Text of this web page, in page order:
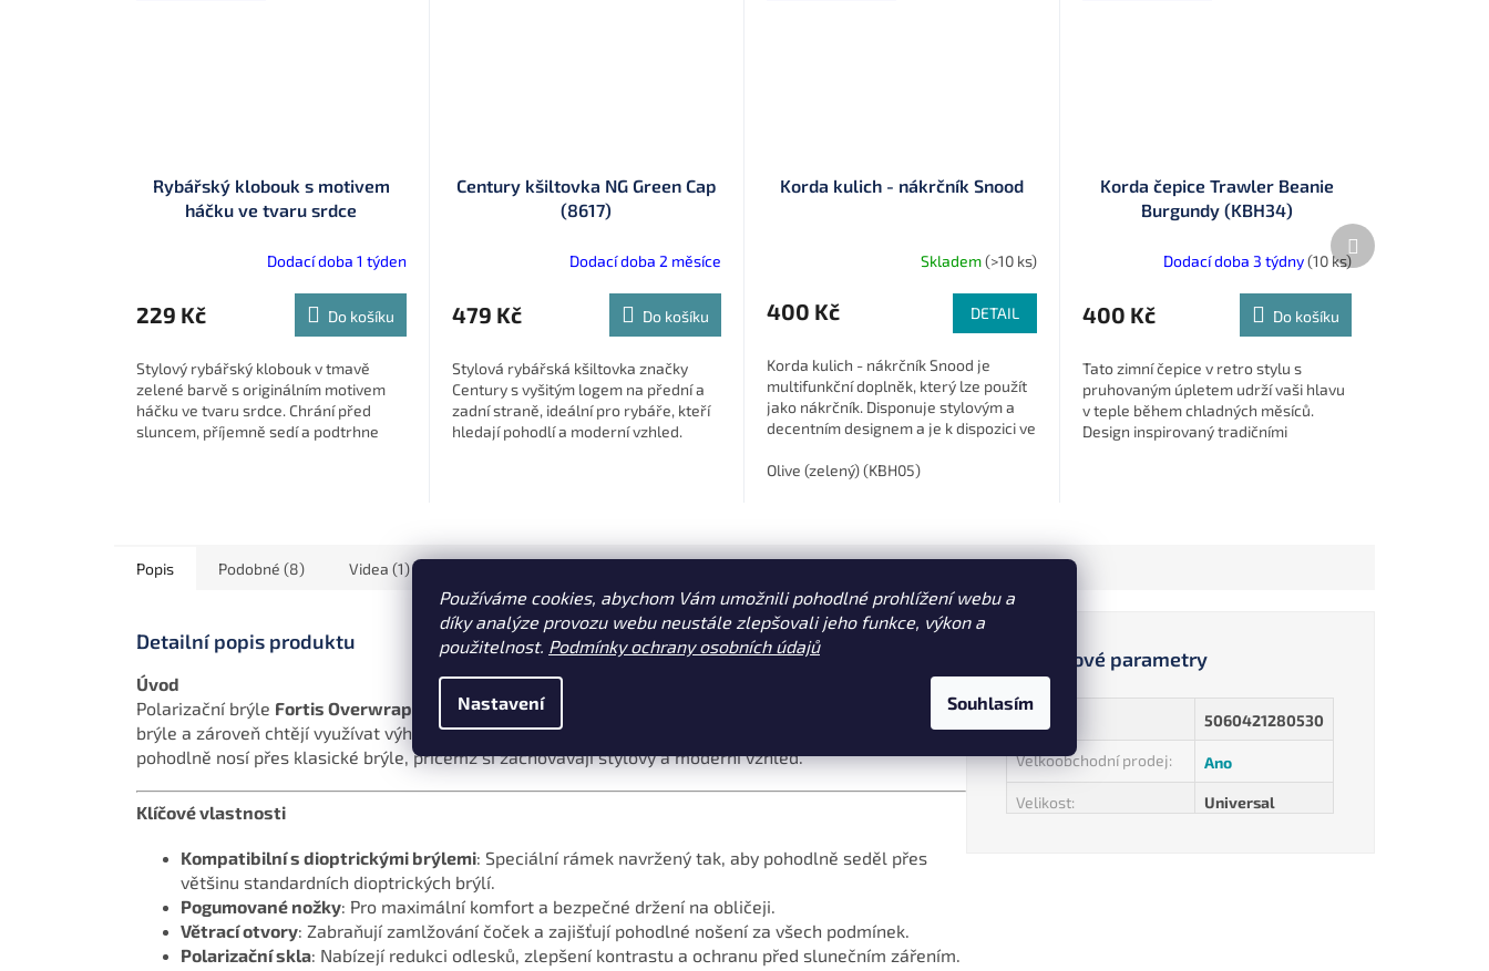
Používáme cookies, abychom Vám umožnili pohodlné prohlížení webu a
díky analýze provozu webu neustále zlepšovali jeho funkce, výkon a
použitelnost. Podmínky ochrany osobních údajů
Nastavení Souhlasím
Rybářský klobouk s motivem
háčku ve tvaru srdce
Dodací doba 1 týden
229 Kč Do košíku
Stylový rybářský klobouk v tmavě
zelené barvě s originálním motivem
háčku ve tvaru srdce. Chrání před
sluncem, příjemně sedí a podtrhne
Century kšiltovka NG Green Cap
(8617)
Dodací doba 2 měsíce
479 Kč Do košíku
Stylová rybářská kšiltovka značky
Century s vyšitým logem na přední a
zadní straně, ideální pro rybáře, kteří
hledají pohodlí a moderní vzhled.
Korda kulich - nákrčník Snood
Skladem(>10 ks)
400 Kč DETAIL
Korda kulich - nákrčník Snood je
multifunkční doplněk, který lze použít
jako nákrčník. Disponuje stylovým a
decentním designem a je k dispozici ve
Olive (zelený) (KBH05)
Korda čepice Trawler Beanie
Burgundy (KBH34)
Dodací doba 3 týdny(10 ks)
400 Kč Do košíku
Tato zimní čepice v retro stylu s
pruhovaným úpletem udrží vaši hlavu
v teple během chladných měsíců.
Design inspirovaný tradičními
Další
produkt
Popis Podobné (8) Videa (1)
Detailní popis produktu
Úvod
Polarizační brýle Fortis Overwraps Brownpředstavují skvělé řešení pro všechny, kteří nosí dioptrické
brýle a zároveň chtějí využívat výhod polarizačních skel. Díky speciálně designovanému rámku se
pohodlně nosí přes klasické brýle, přičemž si zachovávají stylový a moderní vzhled.
Klíčové vlastnosti
Kompatibilní s dioptrickými brýlemi: Speciální rámek navržený tak, aby pohodlně seděl přes
většinu standardních dioptrických brýlí.
Pogumované nožky: Pro maximální komfort a bezpečné držení na obličeji.
Větrací otvory: Zabraňují zamlžování čoček a zajišťují pohodlné nošení za všech podmínek.
Polarizační skla: Nabízejí redukci odlesků, zlepšení kontrastu a ochranu před slunečním zářením.
Doplňkové parametry
5060421280530
Velkoobchodní prodej: Ano
Velikost: Universal